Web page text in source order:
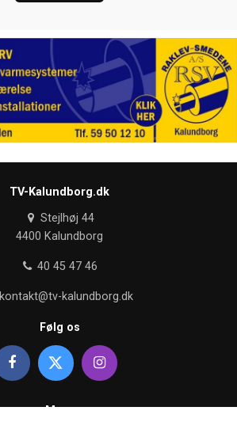
TV-Kalundborg.dk
Stejlhøj 44
4400 Kalundborg
40 45 47 46
kontakt@tv-kalundborg.dk
Følg os
Mere